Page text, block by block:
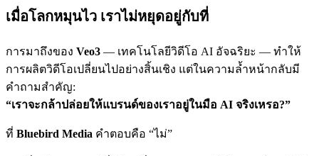
เมื่อโลกหมุนไว เราไม่หยุดอยู่กับที่
การมาถึงของ Veo3 — เทคโนโลยีวิดีโอ AI อัจฉริยะ — ทำให้
การผลิตวิดีโอเปลี่ยนไปอย่างสิ้นเชิง แต่ในความล้ำหน้ากลับมี
คำถามสำคัญ:
“เราจะกล้าปล่อยให้แบรนด์ของเราอยู่ในมือ AI จริงเหรอ?”
ที่ Bluebird Media คำตอบคือ “ไม่”